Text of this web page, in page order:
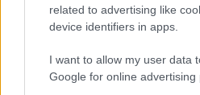
related to advertising like
device identifiers in apps.
I want to allow my user data
Google for online advertising
A Samsung kiröhögte az Apple-
Apple Maps: másolja a Waze-t